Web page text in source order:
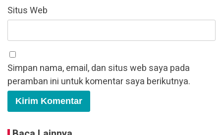
Situs Web
Simpan nama, email, dan situs web saya pada
peramban ini untuk komentar saya berikutnya.